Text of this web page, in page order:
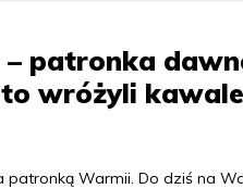
patronka
wróżyli
patronką Warmii. Do dziś na